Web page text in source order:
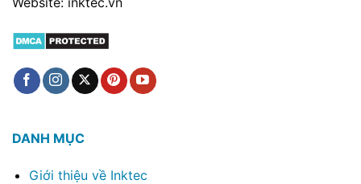
DANH MỤC
Giới thiệu về Inktec